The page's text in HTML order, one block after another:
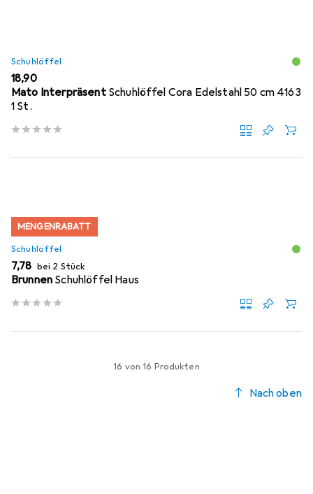
Schuhlöffel
EUR
18,90
Mato Interpräsent Schuhlöffel Cora Edelstahl 50 cm 4163
1 St.
MENGENRABATT
Schuhlöffel
EUR
7,78 bei 2 Stück
Brunnen Schuhlöffel Haus
16 von 16 Produkten
Nach oben